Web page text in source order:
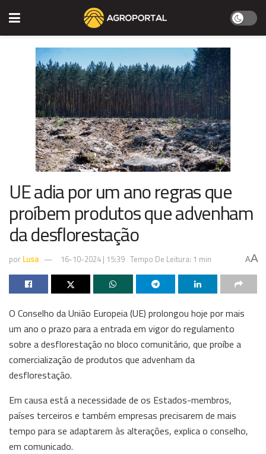
UE adia por um ano regras que
proíbem produtos que advenham
da desflorestação
por Lusa 16-10-2024 | 15:39 Tempo De Leitura: 1 min AA
O Conselho da União Europeia (UE) prolongou hoje por mais
um ano o prazo para a entrada em vigor do regulamento
sobre a desflorestação no bloco comunitário, que proíbe a
comercialização de produtos que advenham da
desflorestação.
Em causa está a necessidade de os Estados-membros,
países terceiros e também empresas precisarem de mais
tempo para se adaptarem às alterações, explica o conselho,
em comunicado.